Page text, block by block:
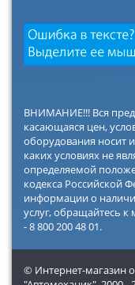
ВНИМАНИЕ!!! Вся
касающаяся цен,
оборудования носит
каких условиях не
определяемой
кодекса Российской
информации о
услуг, обращайтесь
- 8 800 200 48 01.
© Интернет-магазин